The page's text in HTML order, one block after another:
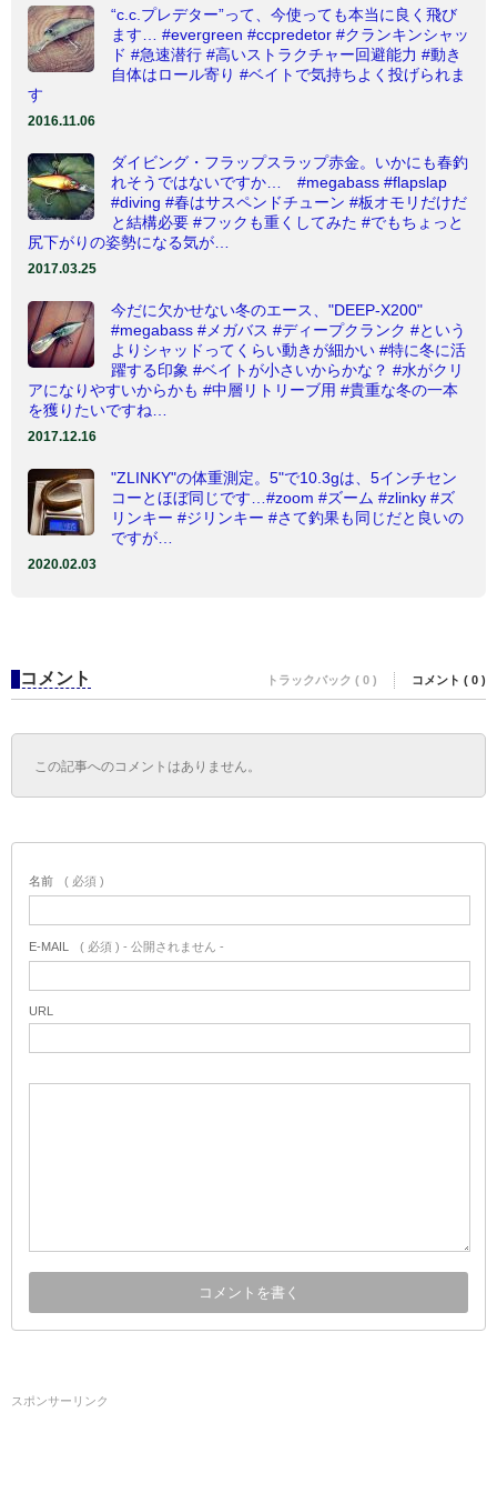
“c.c.プレデター”って、今使っても本当に良く飛び
ます… #evergreen #ccpredetor #クランキンシャッ
ド #急速潜行 #高いストラクチャー回避能力 #動き
自体はロール寄り #ベイトで気持ちよく投げられま
す
2016.11.06
ダイビング・フラップスラップ赤金。いかにも春釣
れそうではないですか… #megabass #flapslap
#diving #春はサスペンドチューン #板オモリだけだ
と結構必要 #フックも重くしてみた #でもちょっと
尻下がりの姿勢になる気が…
2017.03.25
今だに欠かせない冬のエース、"DEEP-X200"
#megabass #メガバス #ディープクランク #という
よりシャッドってくらい動きが細かい #特に冬に活
躍する印象 #ベイトが小さいからかな？ #水がクリ
アになりやすいからかも #中層リトリーブ用 #貴重な冬の一本
を獲りたいですね…
2017.12.16
"ZLINKY"の体重測定。5"で10.3gは、5インチセン
コーとほぼ同じです…#zoom #ズーム #zlinky #ズ
リンキー #ジリンキー #さて釣果も同じだと良いの
ですが…
2020.02.03
コメント トラックバック ( 0 ) コメント ( 0 )
この記事へのコメントはありません。
名前 ( 必須 )
E-MAIL ( 必須 ) - 公開されません -
URL
スポンサーリンク